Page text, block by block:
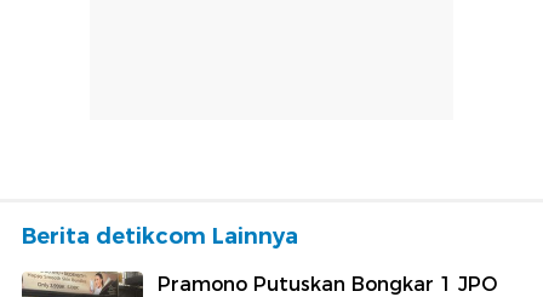
Berita detikcom Lainnya
Pramono Putuskan Bongkar 1 JPO